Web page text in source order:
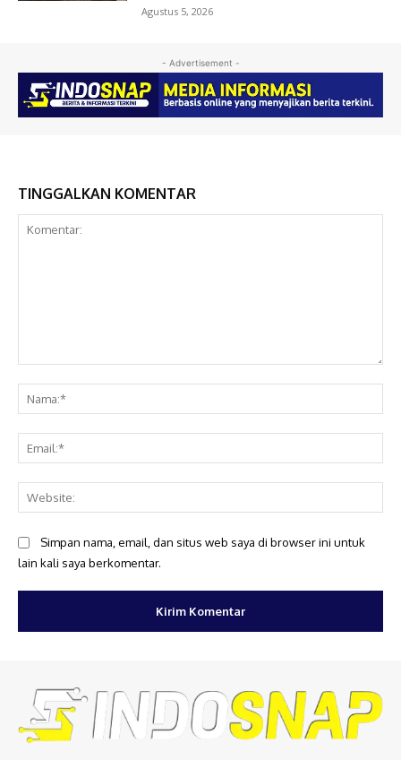
Agustus 5, 2026
- Advertisement -
TINGGALKAN KOMENTAR
Simpan nama, email, dan situs web saya di browser ini untuk
lain kali saya berkomentar.